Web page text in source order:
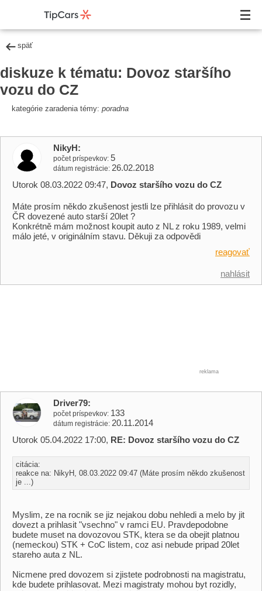
späť
diskuze k tématu: Dovoz staršího
vozu do CZ
kategórie zaradenia témy: poradna
NikyH
počet príspevkov 5
dátum registrácie 26.02.2018
Utorok 08.03.2022 09:47, Dovoz staršího vozu do CZ
Máte prosím někdo zkušenost jestli lze přihlásit do provozu v
ČR dovezené auto starší 20let ?
Konkrétně mám možnost koupit auto z NL z roku 1989, velmi
málo jeté, v originálním stavu. Děkuji za odpovědi
reagovať
nahlásit
reklama
Driver79
počet príspevkov 133
dátum registrácie 20.11.2014
Utorok 05.04.2022 17:00, RE: Dovoz staršího vozu do CZ
citácia:
reakce na: NikyH, 08.03.2022 09:47 (Máte prosím někdo zkušenost
je ...)
Myslim, ze na rocnik se jiz nejakou dobu nehledi a melo by jit
dovezt a prihlasit "vsechno" v ramci EU. Pravdepodobne
budete muset na dovozovou STK, ktera se da obejit platnou
(nemeckou) STK + CoC listem, coz asi nebude pripad 20let
stareho auta z NL.
Nicmene pred dovozem si zjistete podrobnosti na magistratu,
kde budete prihlasovat. Mezi magistraty mohou byt rozidly,